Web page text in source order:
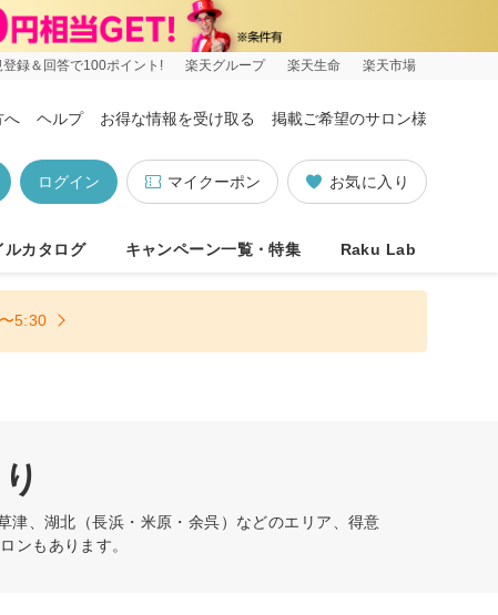
登録＆回答で100ポイント! 楽天グループ 楽天生命 楽天市場
へ ヘルプ お得な情報を受け取る 掲載ご希望のサロン様
お気に入り
マイクーポン
ログイン
ルカタログ キャンペーン一覧・特集 Raku Lab
5:30
、湖北（長浜・米原・余呉）などのエリア、得意
ンもあります。